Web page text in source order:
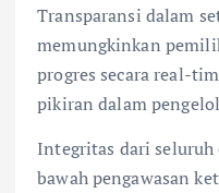
Transparansi dalam
memungkinkan
progres secara real-
pikiran dalam
Integritas dari
bawah pengawasan